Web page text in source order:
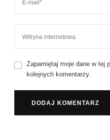
Zapamiętaj moje dane w tej
kolejnych komentarzy.